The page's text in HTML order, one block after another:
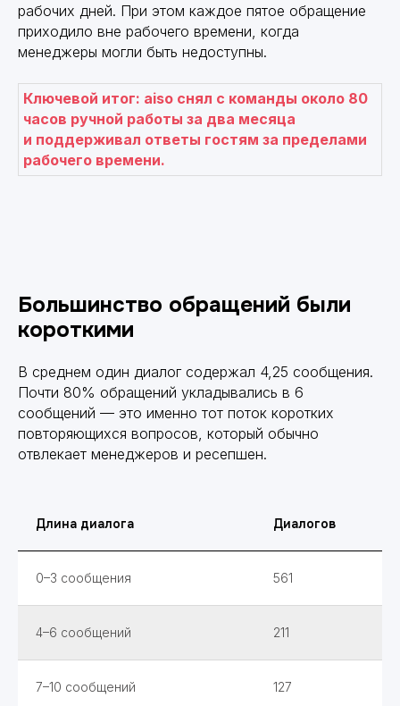
рабочих дней. При этом каждое пятое обращение
приходило вне рабочего времени, когда
менеджеры могли быть недоступны.
Ключевой итог: aiso снял с команды около 80
часов ручной работы за два месяца
и поддерживал ответы гостям за пределами
рабочего времени.
Большинство обращений были
короткими
В среднем один диалог содержал 4,25 сообщения.
Почти 80% обращений укладывались в 6
сообщений — это именно тот поток коротких
повторяющихся вопросов, который обычно
отвлекает менеджеров и ресепшен.
Длина диалога Диалогов
0–3 сообщения 561
4–6 сообщений 211
7–10 сообщений 127